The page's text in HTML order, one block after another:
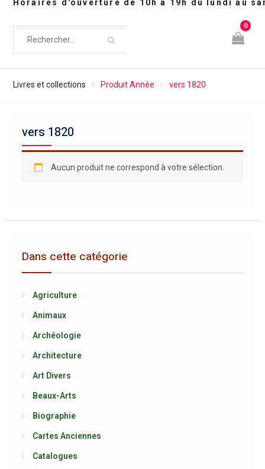
0
Livres et collections Produit Année vers 1820
vers 1820
Aucun produit ne correspond à votre sélection.
Dans cette catégorie
Agriculture
Animaux
Archéologie
Architecture
Art Divers
Beaux-Arts
Biographie
Cartes Anciennes
Catalogues